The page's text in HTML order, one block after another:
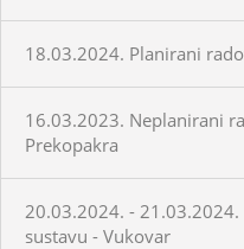
18.03.2024. Planirani
16.03.2023. Neplanirani
Prekopakra
20.03.2024. -
sustavu - Vukovar